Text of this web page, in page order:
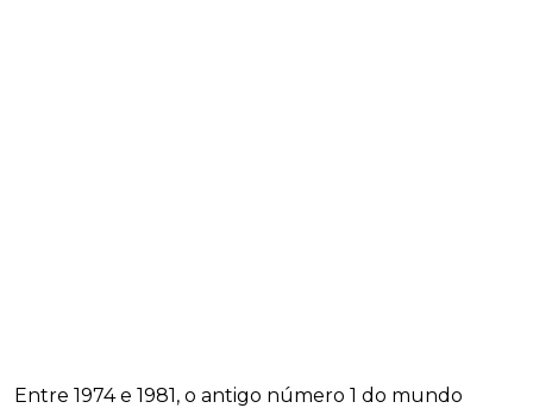
Entre 1974 e 1981, o antigo número 1 do mundo